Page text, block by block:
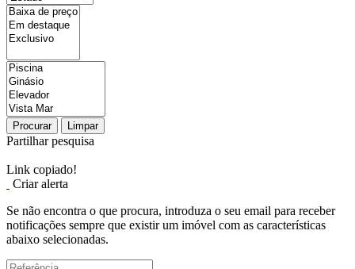
Procurar Limpar
Partilhar pesquisa
Link copiado!
Criar alerta
Se não encontra o que procura, introduza o seu email para receber
notificações sempre que existir um imóvel com as características
abaixo selecionadas.